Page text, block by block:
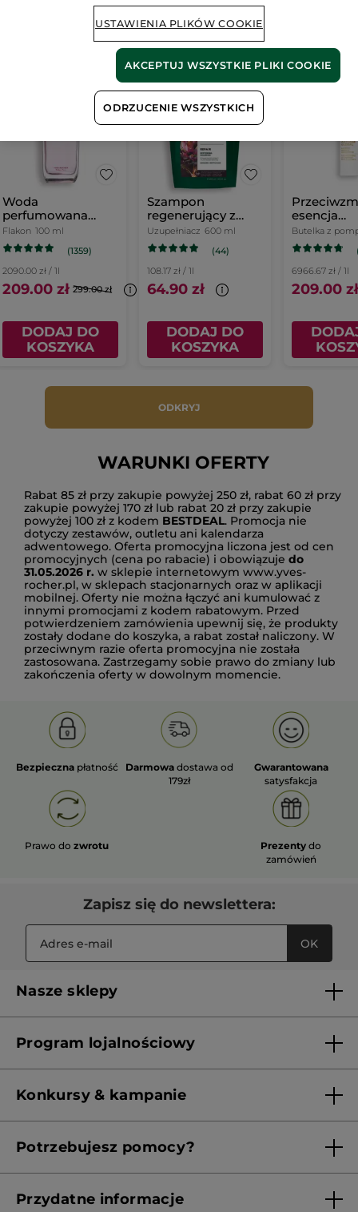
ZNAJDŹ SWOJEULUBIONE
KOSMETYKI
-30%
Woda
perfumowana
L'Evidence 100 ml
Flakon 100 ml
(1359)
2090.00 zł / 1l
209.00 zł 299.00 zł
DODAJ DO
KOSZYKA
Szampon
regenerujący z
karczochem bio
uzupełniacz 600
ml
Uzupełniacz 600 ml
(44)
108.17 zł / 1l
64.90 zł
DODAJ DO
KOSZYKA
esencja
Butelka z
6966.67 zł / 1l
209.00 zł
ODKRYJ
WARUNKI OFERTY
Rabat 85 zł przy zakupie powyżej 250 zł, rabat 60 zł przy
zakupie powyżej 170 zł lub rabat 20 zł przy zakupie
powyżej 100 zł z kodem BESTDEAL. Promocja nie
dotyczy zestawów, outletu ani kalendarza
adwentowego. Oferta promocyjna liczona jest od cen
promocyjnych (cena po rabacie) i obowiązuje do
31.05.2026 r. w sklepie internetowym www.yves-
rocher.pl, w sklepach stacjonarnych oraz w aplikacji
mobilnej. Oferty nie można łączyć ani kumulować z
innymi promocjami z kodem rabatowym. Przed
potwierdzeniem zamówienia upewnij się, że produkty
zostały dodane do koszyka, a rabat został naliczony. W
przeciwnym razie oferta promocyjna nie została
zastosowana. Zastrzegamy sobie prawo do zmiany lub
zakończenia oferty w dowolnym momencie.
Bezpieczna płatność Darmowa dostawa od
179zł
Gwarantowana
satysfakcja
Prawo dozwrotu Prezenty do
zamówień
Zapisz się do newslettera:
OK
Nasze sklepy
Franczyza
Program lojalnościowy
Konkursy & kampanie
Potrzebujesz pomocy?
Przydatne informacje
USTAWIENIA PLIKÓW COOKIE
ODRZUCENIE WSZYSTKICH
AKCEPTUJ WSZYSTKIE PLIKI COOKIE